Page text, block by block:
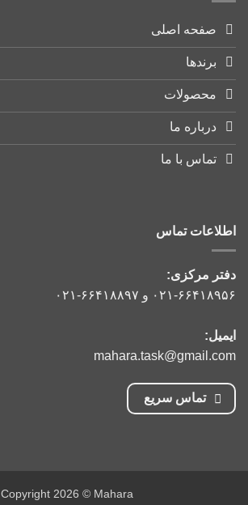
صفحه اصلی
برندها
محصولات
درباره ما
تماس با ما
اطلاعات تماس
دفتر مرکزی:
۰۲۱-۶۶۴۱۸۹۵۶ و ۰۲۱-۶۶۴۱۸۸۹۷
ایمیل:
mahara.task@gmail.com
تماس سریع
Copyright 2026 © Mahara